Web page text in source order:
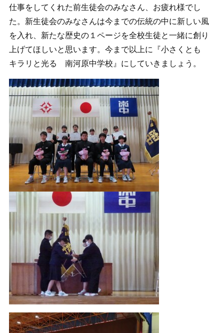
仕事をしてくれた前生徒会のみなさん、お疲れ様でし
た。新生徒会のみなさんは今までの伝統の中に新しい風
を入れ、新たな歴史の１ページを全校生徒と一緒に創り
上げてほしいと思います。今まで以上に『小さくとも
キラリと光る 南河原中学校』にしていきましょう。